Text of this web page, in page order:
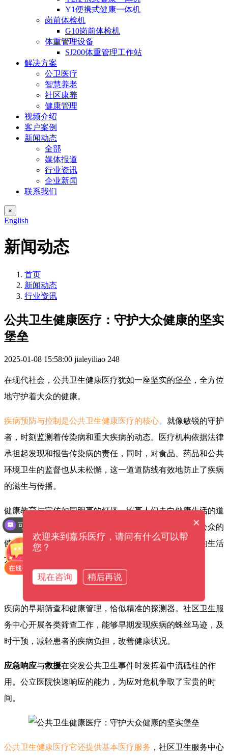
Y1便携式健康一体机
岗前体检机
G10岗前体检机
体重管理设备
SJ200体重管理工作站
解决方案
公卫医疗
智慧养老
社区康养
健康管理
视频介绍
客户案例
新闻动态
全部
媒体报道
行业资讯
企业新闻
联系我们
×
English
新闻动态
首页
新闻动态
行业资讯
公共卫生健康医疗：守护大众健康的坚实
堡垒
2025-01-08 15:58:00 jialeyiliao 248
在现代社会，公共卫生健康医疗犹如一座坚实的堡垒，全方位
地守护着大众的健康。
疾病预防与控制是公共卫生健康医疗的核心。 就像敏锐的守护
者，时刻监测着传染病和重大疾病的动态。医疗机构依据法律
承担起发现和报告传染病的责任，同时，对食品、药品和公共
环境卫生的监督也从未松懈，这一道道防线有效地防止了疾病
的滋生与传播。
健康教育与宣传如同明亮的灯塔，照亮人们走向健康生活的道
路。社区卫生服务中心举办的科普讲座等活动，提高了公众的
健康意识，引导人们养成良好的卫生习惯，让健康文明的生活
方式深入人心。
疾病的早期筛查和健康管理，恰似精准的探测器。社区卫生服
务中心开展各类筛查工作，能够早期发现疾病的蛛丝马迹，及
时干预，减轻患者的疾病负担，改善健康状况。
应急响应与救援在突发公共卫生事件时发挥着中流砥柱的作
用。公立医院快速响应的能力，为应对危机争取了宝贵的时
间。
公共卫生健康医疗它还提供基本医疗服务 ，社区卫生服务中心
×
欢迎来到嘉乐医疗，请问有什么可以帮
您？
现在咨询 稍后再说